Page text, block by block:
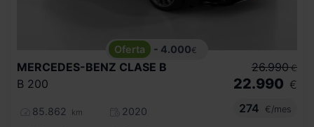
- 4.000€
MERCEDES-BENZ CLASE B
B 200
85.862 km
2020
26.990 €
22.990 €
274
€/mes